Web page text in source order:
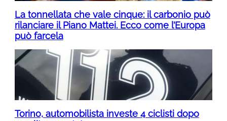
La tonnellata che vale cinque: il carbonio può
rilanciare il Piano Mattei. Ecco come l’Europa
può farcela
Torino, automobilista investe 4 ciclisti dopo